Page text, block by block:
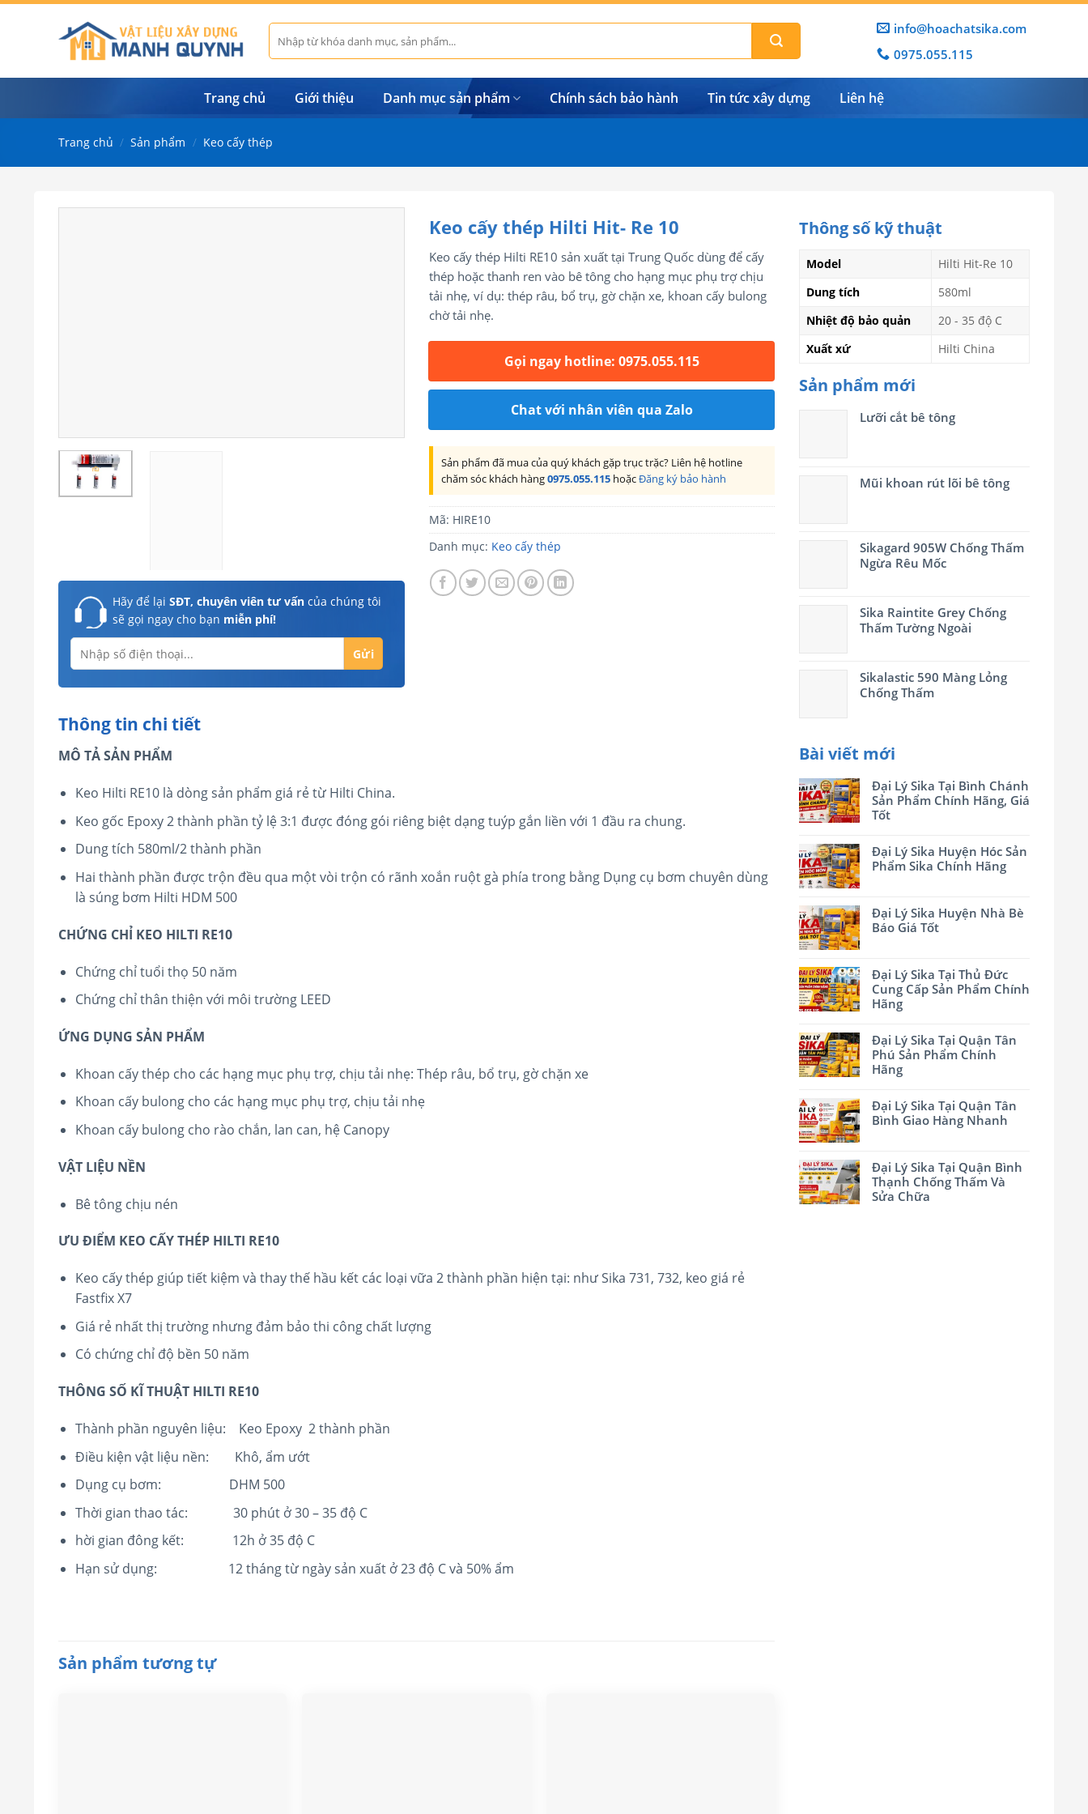
Skip
Tìm
kiếm:
info@hoachatsika.com
0975.055.115
Trang chủ Giới thiệu Danh mục sản phẩm Chính sách bảo hành Tin tức xây dựng Liên hệ
Trang chủ / Sản phẩm / Keo cấy thép
Thông số kỹ thuật
Model
Hilti Hit-Re 10
Dung tích
580ml
Nhiệt độ bảo quản
20 - 35 độ C
Xuất xứ
Hilti China
Sản phẩm mới
Lưỡi cắt bê tông
Mũi khoan rút lõi bê tông
Sikagard 905W Chống Thấm
Ngừa Rêu Mốc
Sika Raintite Grey Chống
Thấm Tường Ngoài
Sikalastic 590 Màng Lỏng
Chống Thấm
Bài viết mới
Đại Lý Sika Tại Bình Chánh
Sản Phẩm Chính Hãng, Giá
Tốt
Đại Lý Sika Huyện Hóc Sản
Phẩm Sika Chính Hãng
Đại Lý Sika Huyện Nhà Bè
Báo Giá Tốt
Đại Lý Sika Tại Thủ Đức
Cung Cấp Sản Phẩm Chính
Hãng
Đại Lý Sika Tại Quận Tân
Phú Sản Phẩm Chính
Hãng
Đại Lý Sika Tại Quận Tân
Bình Giao Hàng Nhanh
Đại Lý Sika Tại Quận Bình
Thạnh Chống Thấm Và
Sửa Chữa
Hãy để lại SĐT, chuyên viên tư vấn của chúng tôi
sẽ gọi ngay cho bạn miễn phí!
Keo cấy thép Hilti Hit- Re 10
Keo cấy thép Hilti RE10 sản xuất tại Trung Quốc dùng để cấy
thép hoặc thanh ren vào bê tông cho hạng mục phụ trợ chịu
tải nhẹ, ví dụ: thép râu, bổ trụ, gờ chặn xe, khoan cấy bulong
chờ tải nhẹ.
Gọi ngay hotline: 0975.055.115
Chat với nhân viên qua Zalo
Sản phẩm đã mua của quý khách gặp trục trặc? Liên hệ hotline
chăm sóc khách hàng0975.055.115hoặcĐăng ký bảo hành
Mã: HIRE10
Danh mục: Keo cấy thép
Thông tin chi tiết
MÔ TẢ SẢN PHẨM
Keo Hilti RE10 là dòng sản phẩm giá rẻ từ Hilti China.
Keo gốc Epoxy 2 thành phần tỷ lệ 3:1 được đóng gói riêng biệt dạng tuýp gắn liền với 1 đầu ra chung.
Dung tích 580ml/2 thành phần
Hai thành phần được trộn đều qua một vòi trộn có rãnh xoắn ruột gà phía trong bằng Dụng cụ bơm chuyên dùng
là súng bơm Hilti HDM 500
CHỨNG CHỈ KEO HILTI RE10
Chứng chỉ tuổi thọ 50 năm
Chứng chỉ thân thiện với môi trường LEED
ỨNG DỤNG SẢN PHẨM
Khoan cấy thép cho các hạng mục phụ trợ, chịu tải nhẹ: Thép râu, bổ trụ, gờ chặn xe
Khoan cấy bulong cho các hạng mục phụ trợ, chịu tải nhẹ
Khoan cấy bulong cho rào chắn, lan can, hệ Canopy
VẬT LIỆU NỀN
Bê tông chịu nén
ƯU ĐIỂM KEO CẤY THÉP HILTI RE10
Keo cấy thép giúp tiết kiệm và thay thế hầu kết các loại vữa 2 thành phần hiện tại: như Sika 731, 732, keo giá rẻ
Fastfix X7
Giá rẻ nhất thị trường nhưng đảm bảo thi công chất lượng
Có chứng chỉ độ bền 50 năm
THÔNG SỐ KĨ THUẬT HILTI RE10
Thành phần nguyên liệu: Keo Epoxy 2 thành phần
Điều kiện vật liệu nền: Khô, ẩm ướt
Dụng cụ bơm: DHM 500
Thời gian thao tác: 30 phút ở 30 – 35 độ C
hời gian đông kết: 12h ở 35 độ C
Hạn sử dụng: 12 tháng từ ngày sản xuất ở 23 độ C và 50% ẩm
Sản phẩm tương tự